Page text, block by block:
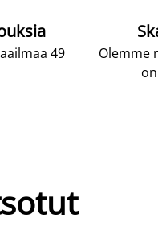
49
Olemme